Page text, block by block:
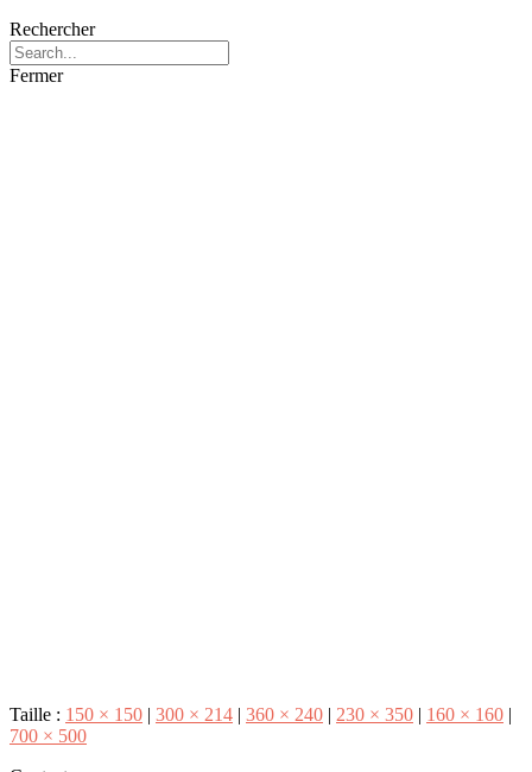
Rechercher
Fermer
Taille : 150 × 150 | 300 × 214 | 360 × 240 | 230 × 350 | 160 × 160 |
700 × 500